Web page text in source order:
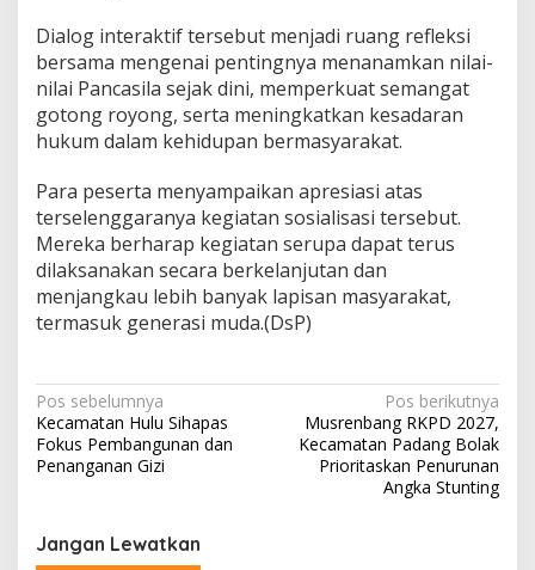
Dialog interaktif tersebut menjadi ruang refleksi
bersama mengenai pentingnya menanamkan nilai-
nilai Pancasila sejak dini, memperkuat semangat
gotong royong, serta meningkatkan kesadaran
hukum dalam kehidupan bermasyarakat.
Para peserta menyampaikan apresiasi atas
terselenggaranya kegiatan sosialisasi tersebut.
Mereka berharap kegiatan serupa dapat terus
dilaksanakan secara berkelanjutan dan
menjangkau lebih banyak lapisan masyarakat,
termasuk generasi muda.(DsP)
Navigasi
pos
Pos sebelumnya
Kecamatan Hulu Sihapas
Fokus Pembangunan dan
Penanganan Gizi
Pos berikutnya
Musrenbang RKPD 2027,
Kecamatan Padang Bolak
Prioritaskan Penurunan
Angka Stunting
Jangan Lewatkan